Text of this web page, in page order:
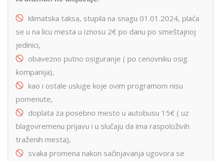
klimatska taksa, stupila na snagu 01.01.2024, plaća
se u na licu mesta u iznosu 2€ po danu po smeštajnoj
jedinici,
obavezno putno osiguranje ( po cenovniku osig.
kompanija),
kao i ostale usluge koje ovim programom nisu
pomenute,
doplata za posebno mesto u autobusu 15€ ( uz
blagovremenu prijavu i u slučaju da ima raspoloživih
traženih mesta),
svaka promena nakon sačinjavanja ugovora se